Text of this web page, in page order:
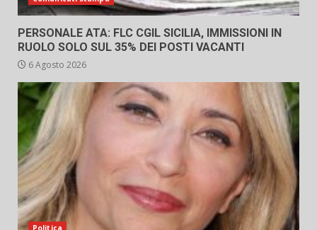
PERSONALE ATA: FLC CGIL SICILIA, IMMISSIONI IN
RUOLO SOLO SUL 35% DEI POSTI VACANTI
6 Agosto 2026